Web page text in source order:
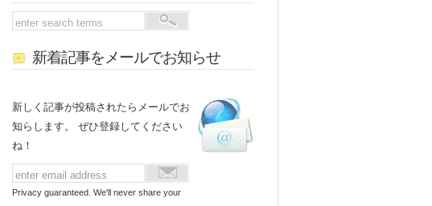
新着記事をメールでお知らせ
新しく記事が投稿されたらメールでお
知らします。 ぜひ登録してください
ね！
Privacy guaranteed. We'll never share your